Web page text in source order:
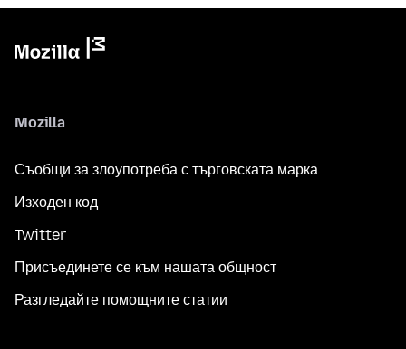
Mozilla
Съобщи за злоупотреба с търговската марка
Изходен код
Twitter
Присъединете се към нашата общност
Разгледайте помощните статии